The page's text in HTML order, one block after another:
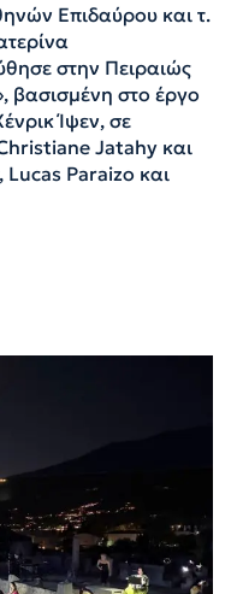
Επιδαύρου και τ.
στην Πειραιώς
βασισμένη στο έργο
Ίψεν, σε
Jatahy και
Paraizo και